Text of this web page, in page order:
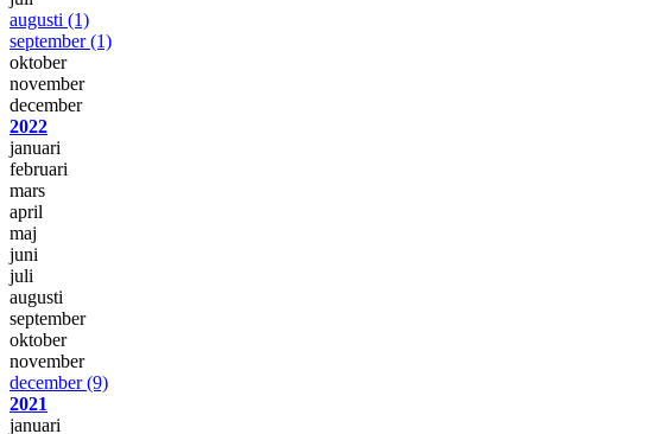
augusti (1)
september(1)
oktober
november
december
2022
januari
februari
mars
april
maj
juni
juli
augusti
september
oktober
november
december(9)
2021
januari